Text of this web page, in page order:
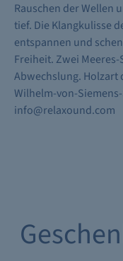
Rauschen der Wellen
tief. Die Klangkulisse
entspannen und
Freiheit. Zwei
Abwechslung. Holzart
Wilhelm-von-
info@relaxound.com